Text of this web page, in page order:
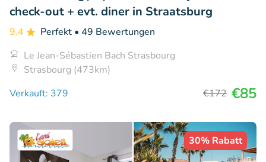
check-out + evt. diner in Straatsburg
9.4 Perfekt • 49 Bewertungen
Le Jean-Sébastien Bach Strasbourg
Strasbourg (473km)
Verkauft: 379
€172 €85
30% Rabatt